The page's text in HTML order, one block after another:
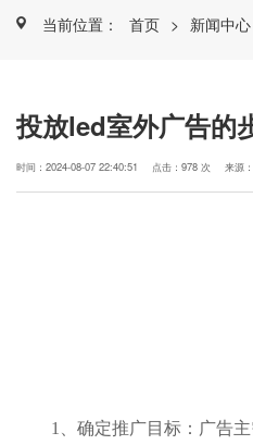
当前位置： 首页 > 新闻中心
投放led室外广告的
时间：2024-08-07 22:40:51 点击：978 次 来源
1
、确定推广目标：广告